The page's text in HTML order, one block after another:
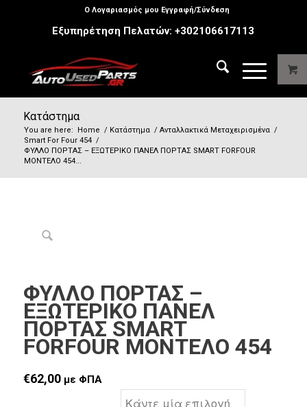
Ο Λογαριασμός μου Εγγραφή/Σύνδεση
Εξυπηρέτηση Πελατών:+302106617113
Κατάστημα
You are here: Home / Κατάστημα / Ανταλλακτικά Μεταχειρισμένα /
Smart For Four 454 /
ΦΥΛΛΟ ΠΟΡΤΑΣ – ΕΞΩΤΕΡΙΚΟ ΠΑΝΕΛ ΠΟΡΤΑΣ SMART FORFOUR
ΜΟΝΤΕΛΟ 454...
ΦΥΛΛΟ ΠΟΡΤΑΣ –
ΕΞΩΤΕΡΙΚΟ ΠΑΝΕΛ
ΠΟΡΤΑΣ SMART
FORFOUR ΜΟΝΤΕΛΟ 454
€62,00 με ΦΠΑ